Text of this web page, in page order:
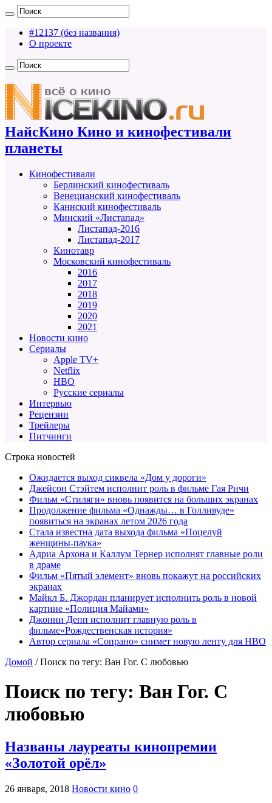
#12137 (без названия)
О проекте
НайсКино Кино и кинофестивали
планеты
Кинофестивали
Берлинский кинофестиваль
Венецианский кинофестиваль
Каннский кинофестиваль
Минский «Листапад»
Листапад-2016
Листапад-2017
Кинотавр
Московский кинофестиваль
2016
2017
2018
2019
2020
2021
Новости кино
Сериалы
Apple TV+
Netflix
HBO
Русские сериалы
Интервью
Рецензии
Трейлеры
Питчинги
Строка новостей
Ожидается выход сиквела «Дом у дороги»
Джейсон Стэйтем исполнит роль в фильме Гая Ричи
Фильм «Стиляги» вновь появится на больших экранах
Продолжение фильма «Однажды… в Голливуде»
появиться на экранах летом 2026 года
Стала известна дата выхода фильма «Поцелуй
женщины-паука»
Адриа Архона и Каллум Тернер исполнят главные роли
в драме
Фильм «Пятый элемент» вновь покажут на российских
экранах
Майкл Б. Джордан планирует исполнить роль в новой
картине «Полиция Майами»
Джонни Депп исполнит главную роль в
фильме«Рождественская история»
Автор сериала «Сопрано» снимет новую ленту для HBO
Домой / Поиск по тегу: Ван Гог. С любовью
Поиск по тегу: Ван Гог. С
любовью
Названы лауреаты кинопремии
«Золотой орёл»
26 января, 2018 Новости кино 0